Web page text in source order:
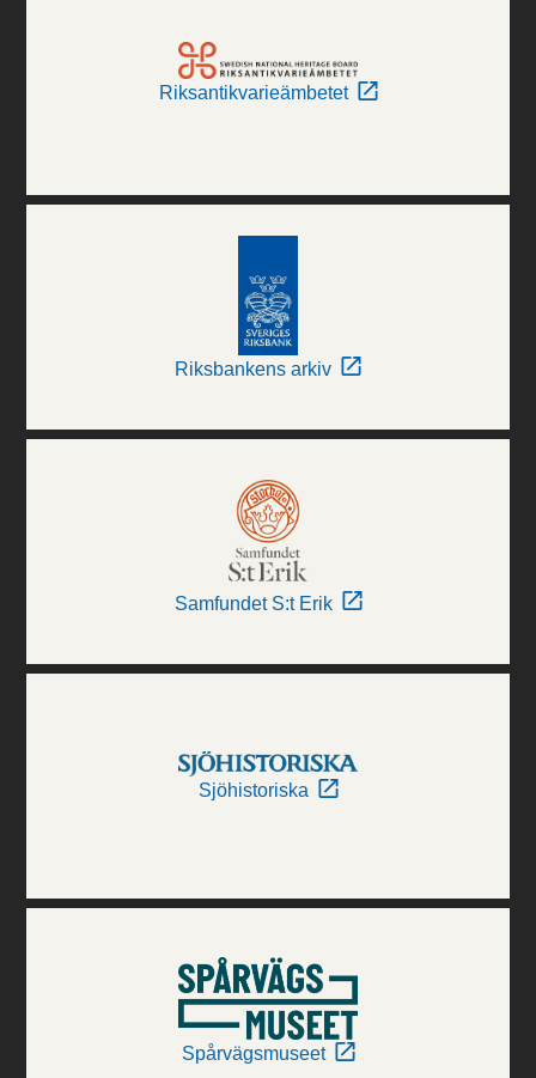
Riksantikvarieämbetet
Riksbankens arkiv
Samfundet S:t Erik
Sjöhistoriska
Spårvägsmuseet